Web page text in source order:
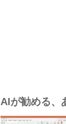
AIが勧める、